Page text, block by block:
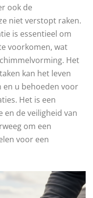
ook de
niet verstopt raken.
is essentieel om
voorkomen, wat
Het
kan het leven
en u behoeden voor
Het is een
en de veiligheid van
om een
voor een